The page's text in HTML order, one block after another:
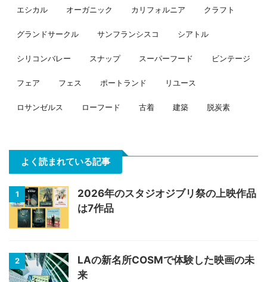
エシカル オーガニック カリフォルニア クラフト
グランドサークル サンフランシスコ シアトル
シリコンバレー スナップ スーパーフード ビンテージ
フェア フェス ポートランド リユース
ロサンゼルス ローフード 古着 建築 脱炭素
よく読まれている記事
1
2026年のスタジオジブリ祭の上映作品
は7作品
2
LAの新名所COSMで体験した映画の未
来